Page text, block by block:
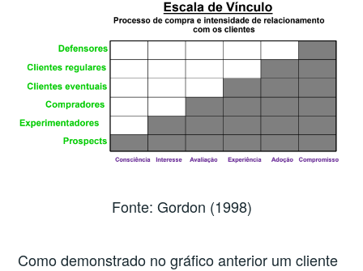
Fonte: Gordon (1998)
Como demonstrado no gráfico anterior um cliente